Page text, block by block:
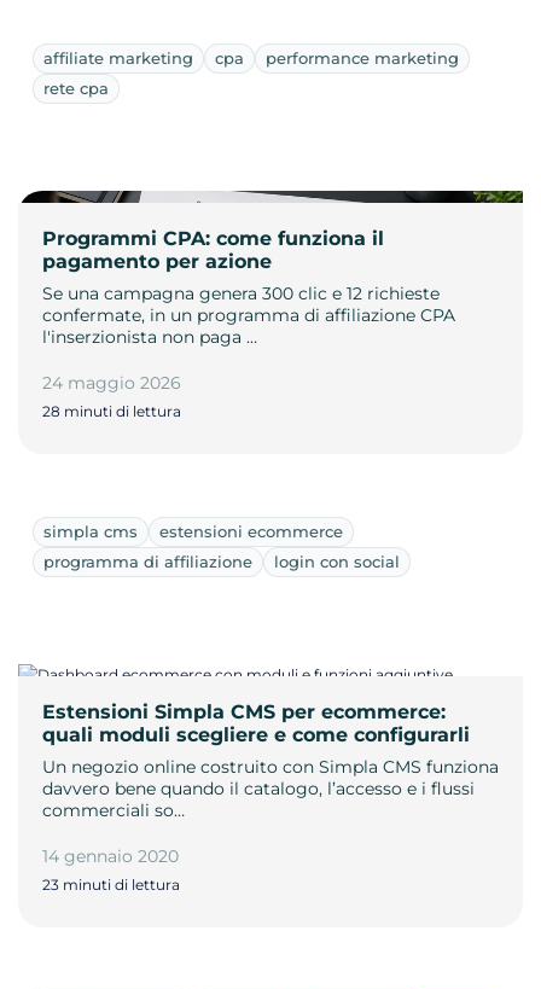
affiliate marketing cpa
performance marketing
rete cpa
Programmi CPA: come funziona il
pagamento per azione
Se una campagna genera 300 clic e 12 richieste
confermate, in un programma di affiliazione CPA
l'inserzionista non paga …
24 maggio 2026
28 minuti di lettura
simpla cms
estensioni ecommerce
programma di affiliazione
login con social
Estensioni Simpla CMS per ecommerce:
quali moduli scegliere e come configurarli
Un negozio online costruito con Simpla CMS funziona
davvero bene quando il catalogo, l’accesso e i flussi
commerciali so…
14 gennaio 2020
23 minuti di lettura